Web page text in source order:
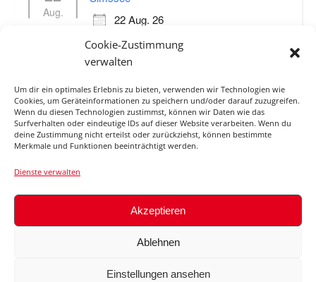
Cookie-Zustimmung
verwalten
Um dir ein optimales Erlebnis zu bieten, verwenden wir Technologien wie
Cookies, um Geräteinformationen zu speichern und/oder darauf zuzugreifen.
Wenn du diesen Technologien zustimmst, können wir Daten wie das
Surfverhalten oder eindeutige IDs auf dieser Website verarbeiten. Wenn du
deine Zustimmung nicht erteilst oder zurückziehst, können bestimmte
Merkmale und Funktionen beeinträchtigt werden.
Dienste verwalten
Akzeptieren
Ablehnen
Einstellungen ansehen
Aug.
22 Aug. 26
Sommerarbeitsdienst
29 Aug. 26
ABFLUSS ROSENHEIM O.D.
MANGFALLMÜNDUNG / INN
Haftungsauschluss
Datenschutzerklärung